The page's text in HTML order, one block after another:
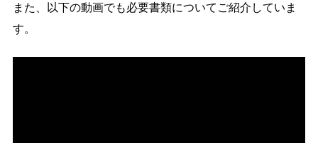
また、以下の動画でも必要書類についてご紹介していま
す。